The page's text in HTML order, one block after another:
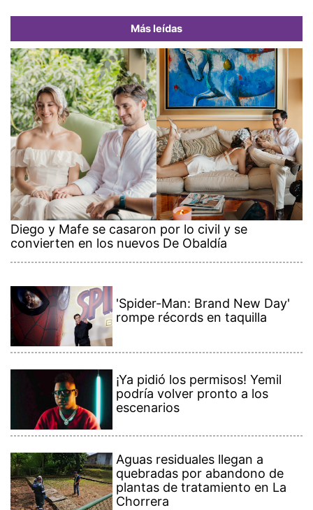
Más leídas
Diego y Mafe se casaron por lo civil y se
convierten en los nuevos De Obaldía
'Spider-Man: Brand New Day'
rompe récords en taquilla
¡Ya pidió los permisos! Yemil
podría volver pronto a los
escenarios
Aguas residuales llegan a
quebradas por abandono de
plantas de tratamiento en La
Chorrera